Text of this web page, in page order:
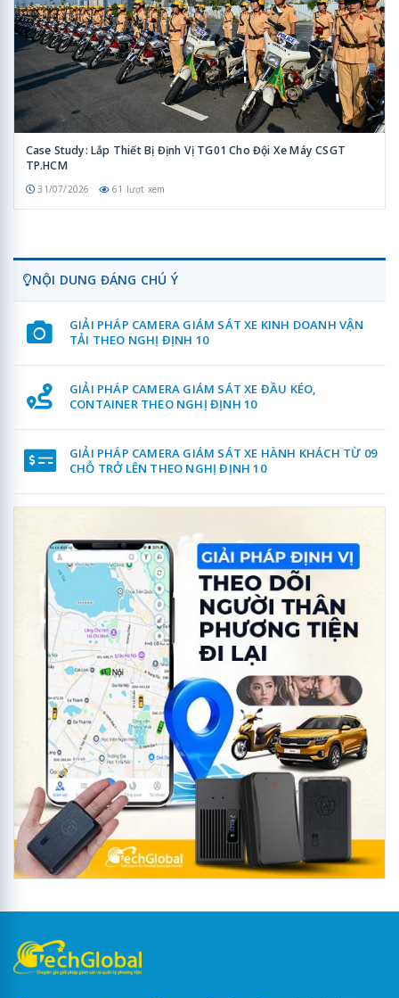
Case Study: Lắp Thiết Bị Định Vị TG01 Cho Đội Xe Máy CSGT
TP.HCM
31/07/2026 61 lượt xem
NỘI DUNG ĐÁNG CHÚ Ý
GIẢI PHÁP CAMERA GIÁM SÁT XE KINH DOANH VẬN
TẢI THEO NGHỊ ĐỊNH 10
GIẢI PHÁP CAMERA GIÁM SÁT XE ĐẦU KÉO,
CONTAINER THEO NGHỊ ĐỊNH 10
GIẢI PHÁP CAMERA GIÁM SÁT XE HÀNH KHÁCH TỪ 09
CHỖ TRỞ LÊN THEO NGHỊ ĐỊNH 10